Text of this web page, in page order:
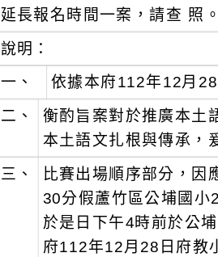
延長報名時間一案，請查 照。
說明：
一、 依據本府112年12月
二、
衡酌旨案對於推廣本土
本土語文扎根與傳承，
三、
比賽出場順序部分，因
30分假蘆竹區公埔國小
於是日下午4時前於公
府112年12月28日府教